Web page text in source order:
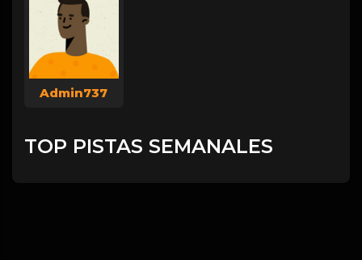
Admin737
TOP PISTAS SEMANALES